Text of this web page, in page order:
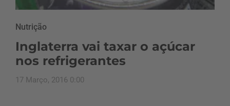
Nutrição
Inglaterra vai taxar o açúcar
nos refrigerantes
17 Março, 2016 0:00